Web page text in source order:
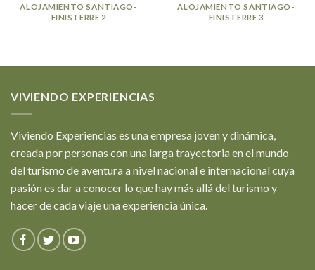
ALOJAMIENTO SANTIAGO-
FINISTERRE 2
ALOJAMIENTO SANTIAGO-
FINISTERRE 3
VIVIENDO EXPERIENCIAS
Viviendo Experiencias es una empresa joven y dinámica,
creada por personas con una larga trayectoria en el mundo
del turismo de aventura a nivel nacional e internacional cuya
pasión es dar a conocer lo que hay más allá del turismo y
hacer de cada viaje una experiencia única.